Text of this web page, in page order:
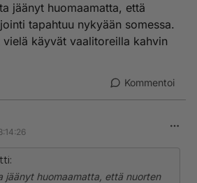
jäänyt huomaamatta, että
tapahtuu nykyään somessa.
käyvät vaalitoreilla kahvin
Kommentoi
jäänyt huomaamatta, että nuorten